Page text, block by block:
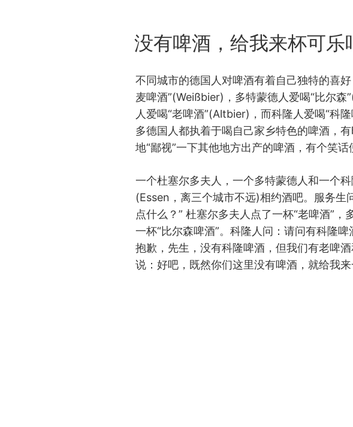
ON
没有啤酒，给我来杯可乐
不同城市的德国人对啤酒有着自己独特的喜
麦啤酒”(Weißbier)，多特蒙德人爱喝“比尔森
人爱喝“老啤酒”(Altbier)，而科隆人爱喝“科
多德国人都执着于喝自己家乡特色的啤酒，
地“鄙视”一下其他地方出产的啤酒，有个笑话
一个杜塞尔多夫人，一个多特蒙德人和一个
(Essen，离三个城市不远)相约酒吧。服务生
点什么？” 杜塞尔多夫人点了一杯“老啤酒”，
一杯“比尔森啤酒”。科隆人问：请问有科隆啤
抱歉，先生，没有科隆啤酒，但我们有老啤
说：好吧，既然你们这里没有啤酒，就给我来